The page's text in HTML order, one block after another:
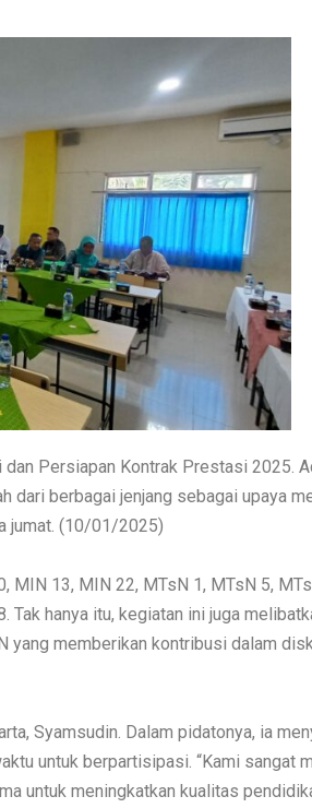
Persiapan Kontrak Prestasi 2025.
dari berbagai jenjang sebagai upaya
jumat. (10/01/2025)
MIN 13, MIN 22, MTsN 1, MTsN 5,
Tak hanya itu, kegiatan ini juga
yang memberikan kontribusi dalam
Syamsudin. Dalam pidatonya, ia
untuk berpartisipasi. “Kami sangat
untuk meningkatkan kualitas